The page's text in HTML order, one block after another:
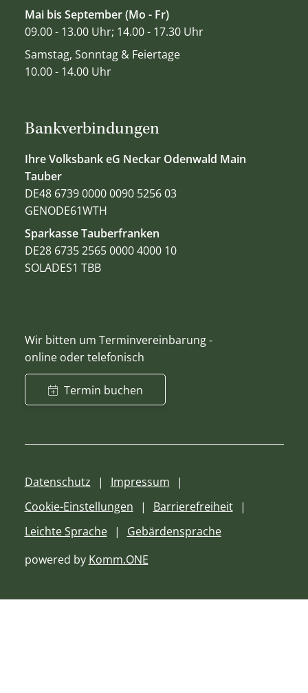
Bankverbindungen
Ihre Volksbank eG Neckar Odenwald Main
Tauber
DE48 6739 0000 0090 5256 03
GENODE61WTH
Sparkasse Tauberfranken
DE28 6735 2565 0000 4000 10
SOLADES1 TBB
Wir bitten um Terminvereinbarung -
online oder telefonisch
Termin buchen
Mai bis September (Mo - Fr)
09.00 - 13.00 Uhr; 14.00 - 17.30 Uhr
Samstag, Sonntag & Feiertage
10.00 - 14.00 Uhr
Datenschutz
Impressum
Cookie-Einstellungen
Barrierefreiheit
Leichte Sprache
Gebärdensprache
powered by Komm.ONE